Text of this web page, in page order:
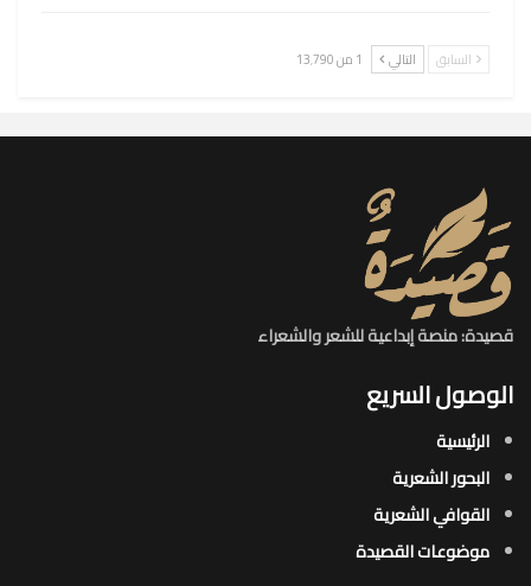
السابق التالي 1 من 13٬790
قصيدة: منصة إبداعية للشعر والشعراء
الوصول السريع
الرئيسية
البحور الشعرية​
القوافي الشعرية​
موضوعات القصيدة​